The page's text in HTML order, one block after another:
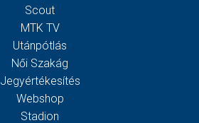
Scout
MTK TV
Utánpótlás
Női Szakág
Jegyértékesítés
Webshop
Stadion